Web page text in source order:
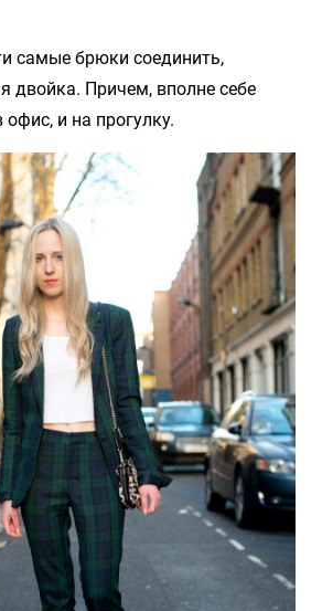
самые брюки соединить,
двойка. Причем, вполне себе
и на прогулку.